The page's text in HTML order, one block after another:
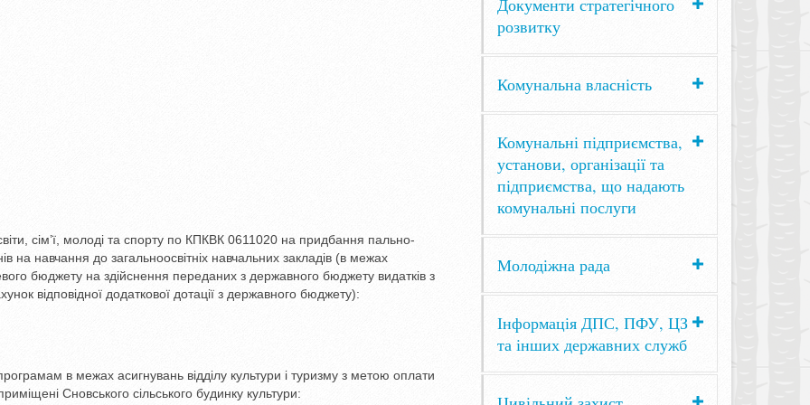
сім’ї, молоді та спорту по КПКВК 0611020 на придбання пально-
на навчання до загальноосвітніх навчальних закладів (в межах
бюджету на здійснення переданих з державного бюджету видатків з
відповідної додаткової дотації з державного бюджету):
в межах асигнувань відділу культури і туризму з метою оплати
Сновського сільського будинку культури:
Документи стратегічного
розвитку
Комунальна власність
Комунальні підприємства,
установи, організації та
підприємства, що надають
комунальні послуги
Молодіжна рада
Інформація ДПС, ПФУ, ЦЗ
та інших державних служб